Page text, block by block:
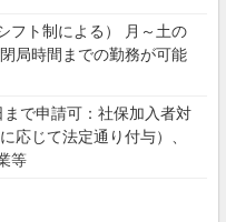
フト制による） 月～土の
局時間までの勤務が可能
で申請可：社保加入者対
応じて法定通り付与）、
等